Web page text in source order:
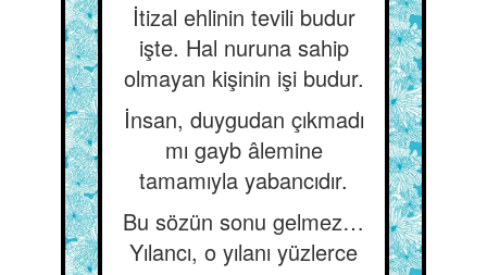
İtizal ehlinin tevili budur
işte. Hal nuruna sahip
olmayan kişinin işi budur.
İnsan, duygudan çıkmadı
mı gayb âlemine
tamamıyla yabancıdır.
Bu sözün sonu gelmez…
Yılancı, o yılanı yüzlerce